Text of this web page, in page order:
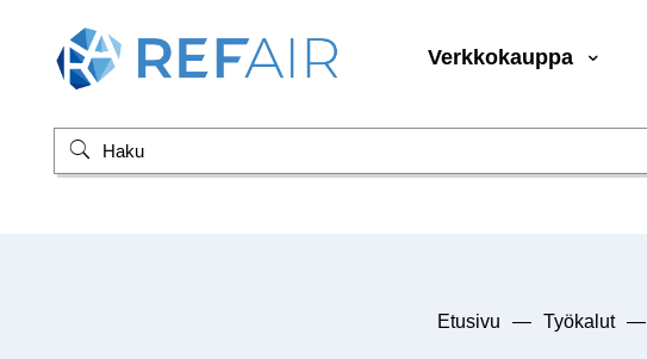
Verkkokauppa
Etusivu — Työkalut —